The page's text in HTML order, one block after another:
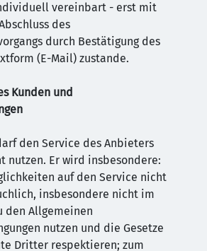
vereinbart - erst mit
des
durch Bestätigung des
(E-Mail) zustande.
Kunden und
den Service des Anbieters
nutzen. Er wird insbesondere:
auf den Service nicht
insbesondere nicht im
den Allgemeinen
nutzen und die Gesetze
Dritter respektieren; zum